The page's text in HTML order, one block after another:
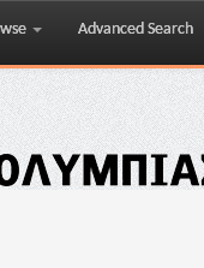
Advanced Search